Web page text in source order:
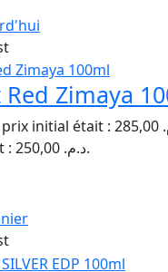
Zimaya
prix actuel est : د.م. 250,00.